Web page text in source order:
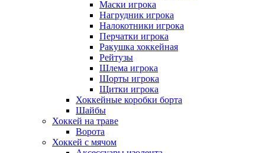
Маски игрока
Нагрудник игрока
Налокотники игрока
Перчатки игрока
Ракушка хоккейная
Рейтузы
Шлема игрока
Шорты игрока
Щитки игрока
Хоккейные коробки борта
Шайбы
Хоккей на траве
Ворота
Хоккей с мячом